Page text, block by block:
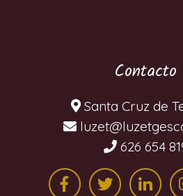
Contacto
Santa Cruz de
626 654